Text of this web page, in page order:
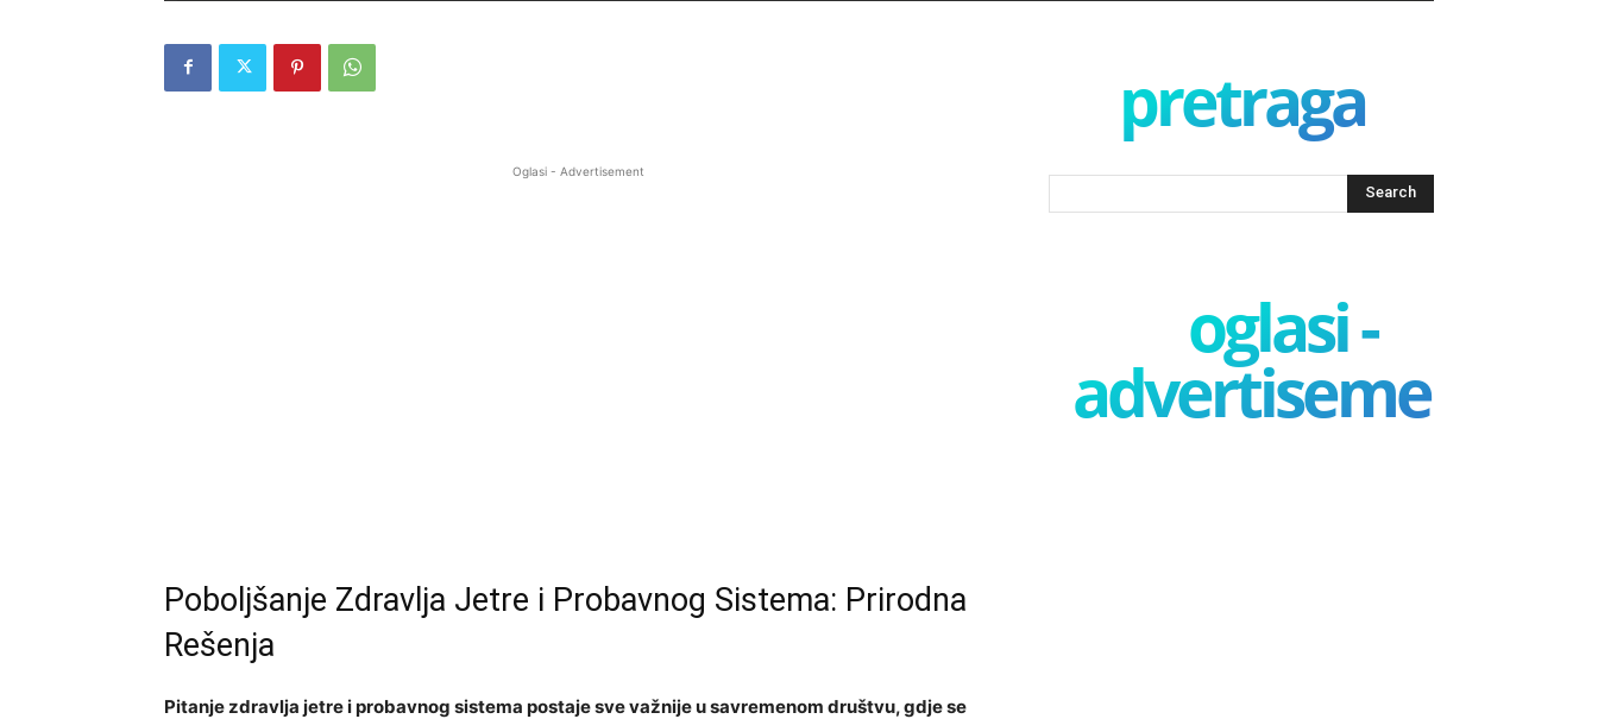
Oglasi - Advertisement
Poboljšanje Zdravlja Jetre i Probavnog Sistema: Prirodna
Rešenja
Pitanje zdravlja jetre i probavnog sistema postaje sve važnije u savremenom društvu, gdje se
pretraga
oglasi -
advertisement